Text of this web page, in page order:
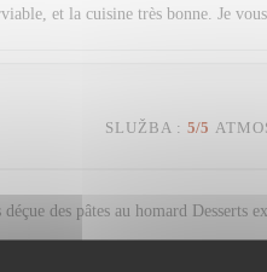
et la cuisine très bonne. Je
SLUŽBA : 5/5
des pâtes au homard Desserts